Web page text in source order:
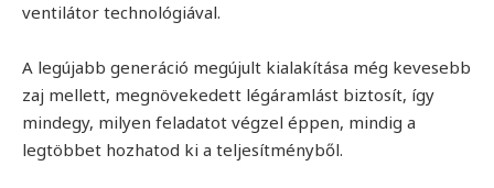
ventilátor technológiával.
A legújabb generáció megújult kialakítása még kevesebb
zaj mellett, megnövekedett légáramlást biztosít, így
mindegy, milyen feladatot végzel éppen, mindig a
legtöbbet hozhatod ki a teljesítményből.